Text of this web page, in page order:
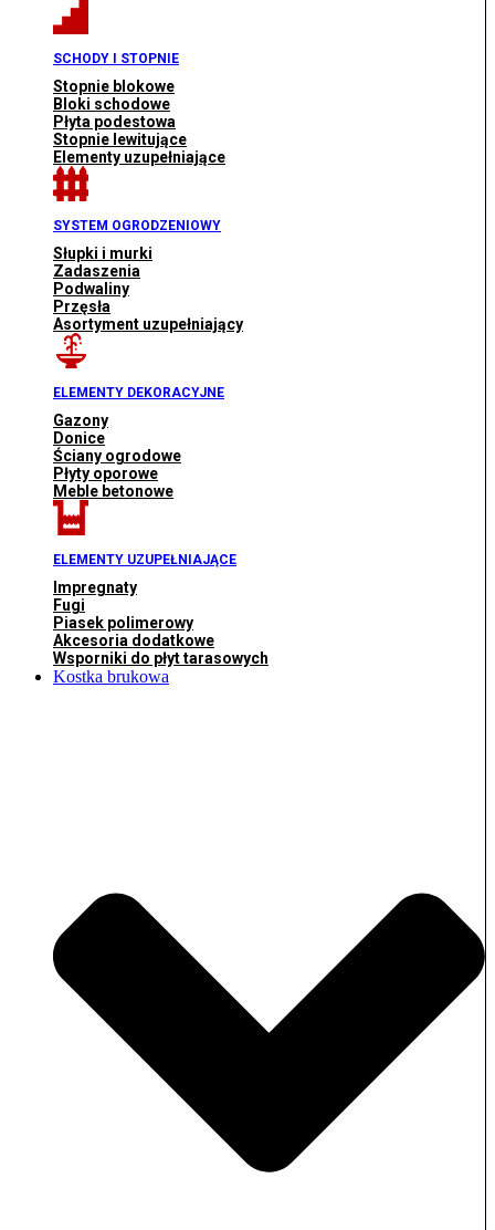
SCHODY I STOPNIE
Stopnie blokowe
Bloki schodowe
Płyta podestowa
Stopnie lewitujące
Elementy uzupełniające
SYSTEM OGRODZENIOWY
Słupki i murki
Zadaszenia
Podwaliny
Przęsła
Asortyment uzupełniający
ELEMENTY DEKORACYJNE
Gazony
Donice
Ściany ogrodowe
Płyty oporowe
Meble betonowe
ELEMENTY UZUPEŁNIAJĄCE
Impregnaty
Fugi
Piasek polimerowy
Akcesoria dodatkowe
Wsporniki do płyt tarasowych
Kostka brukowa